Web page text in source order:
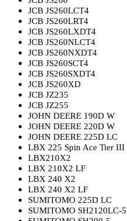
JCB JS260LCT4
JCB JS260LRT4
JCB JS260LXDT4
JCB JS260NLCT4
JCB JS260NXDT4
JCB JS260SCT4
JCB JS260SXDT4
JCB JS260XD
JCB JZ235
JCB JZ255
JOHN DEERE 190D W
JOHN DEERE 220D W
JOHN DEERE 225D LC
LBX 225 Spin Ace Tier III
LBX210X2
LBX 210X2 LF
LBX 240 X2
LBX 240 X2 LF
SUMITOMO 225D LC
SUMITOMO SH2120LC-